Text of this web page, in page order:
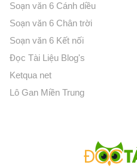
Soạn văn 6 Cánh diều
Soạn văn 6 Chân trời
Soạn văn 6 Kết nối
Đọc Tài Liệu Blog's
Ketqua net
Lô Gan Miền Trung